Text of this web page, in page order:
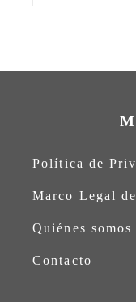
Política de
Marco Legal
Quiénes somos
Contacto